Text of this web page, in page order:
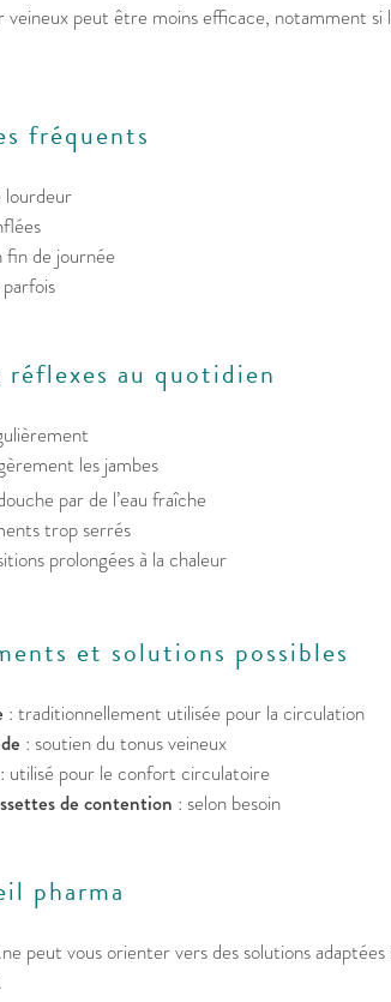
peut être moins efficace, notamment si
fréquents
lourdeur
de journée
réflexes au quotidien
les jambes
par de l’eau fraîche
trop serrés
prolongées à la chaleur
et solutions possibles
: traditionnellement utilisée pour la circulation
: soutien du tonus veineux
: utilisé pour le confort circulatoire
de contention : selon besoin
pharma
peut vous orienter vers des solutions